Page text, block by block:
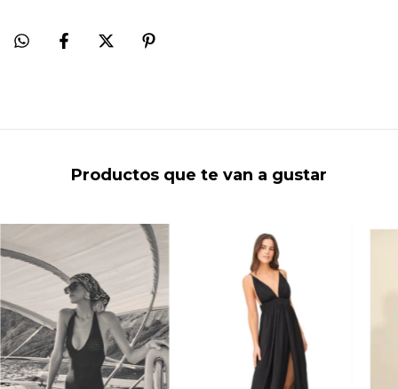
Productos que te van a gustar